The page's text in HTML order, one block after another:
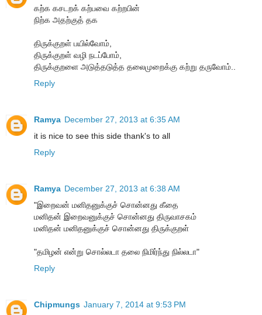
கற்க கசடறக் கற்பவை கற்றபின்
நிற்க அதற்குத் தக
திருக்குறள் பயில்வோம்,
திருக்குறள் வழி நடப்போம்,
திருக்குறளை அடுத்தடுத்த தலைமுறைக்கு கற்று தருவோம்..
Reply
Ramya December 27, 2013 at 6:35 AM
it is nice to see this side thank's to all
Reply
Ramya December 27, 2013 at 6:38 AM
"இறைவன் மனிதனுக்குச் சொன்னது கீதை
மனிதன் இறைவனுக்குச் சொன்னது திருவாசகம்
மனிதன் மனிதனுக்குச் சொன்னது திருக்குறள்
"தமிழன் என்று சொல்லடா தலை நிமிர்ந்து நில்லடா"
Reply
Chipmungs January 7, 2014 at 9:53 PM